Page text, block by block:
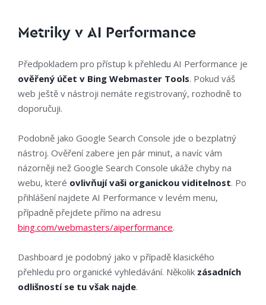
Metriky v AI Performance
Předpokladem pro přístup k přehledu AI Performance je
ověřený účet v Bing Webmaster Tools. Pokud váš
web ještě v nástroji nemáte registrovaný, rozhodně to
doporučuji.
Podobně jako Google Search Console jde o bezplatný
nástroj. Ověření zabere jen pár minut, a navíc vám
názorněji než Google Search Console ukáže chyby na
webu, které ovlivňují vaši organickou viditelnost. Po
přihlášení najdete AI Performance v levém menu,
případně přejdete přímo na adresu
bing.com/webmasters/aiperformance.
Dashboard je podobný jako v případě klasického
přehledu pro organické vyhledávání. Několik zásadních
odlišností se tu však najde.